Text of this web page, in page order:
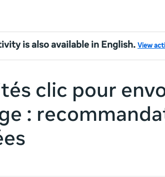
is also available in English. View
clic pour
: